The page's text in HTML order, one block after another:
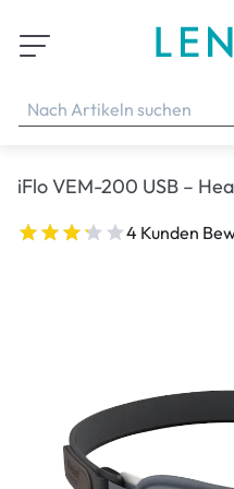
iFlo VEM-200 USB –
4 Kunden